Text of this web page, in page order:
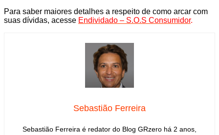
Para saber maiores detalhes a respeito de como arcar com
suas dívidas, acesse Endividado – S.O.S Consumidor.
Sebastião Ferreira
Sebastião Ferreira é redator do Blog GRzero há 2 anos,